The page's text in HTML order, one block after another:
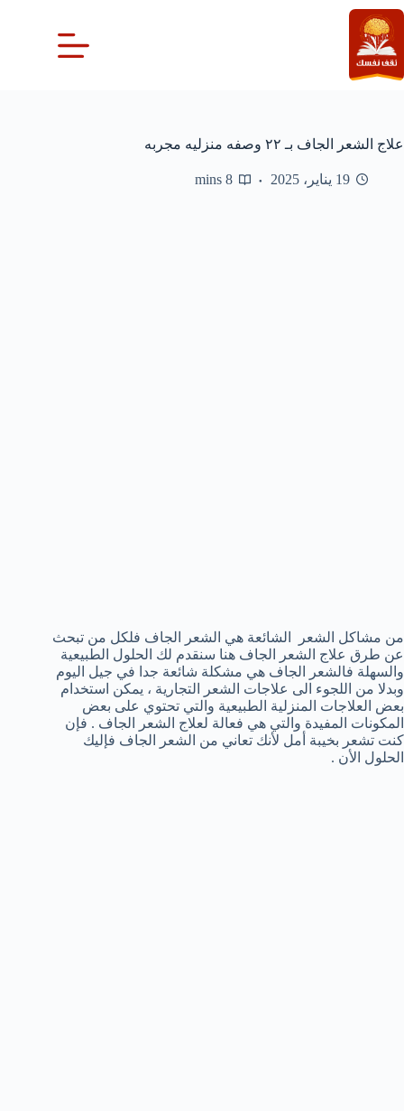
التجاوز
إلى
المحتوى
علاج الشعر الجاف بـ ٢٢ وصفه منزليه مجربه
19 يناير، 2025 8 mins
من مشاكل الشعر الشائعة هي الشعر الجاف فلكل من تبحث
عن طرق علاج الشعر الجاف هنا سنقدم لك الحلول الطبيعية
والسهلة فالشعر الجاف هي مشكلة شائعة جدا في جيل اليوم
وبدلا من اللجوء الى علاجات الشعر التجارية ، يمكن استخدام
بعض العلاجات المنزلية الطبيعية والتي تحتوي على بعض
المكونات المفيدة والتي هي فعالة لعلاج الشعر الجاف . فإن
كنت تشعر بخيبة أمل لأنك تعاني من الشعر الجاف فإليك
الحلول الأن .